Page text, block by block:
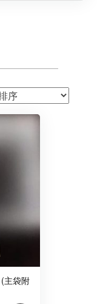
主袋附